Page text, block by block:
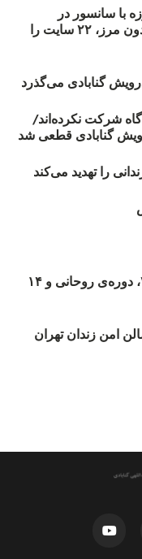
با سانسور در
اینترنت: #آزادی هم‌آیند گزارشگران‌ بدون مرز، ۲۲ سایت را
گنابادی می‌گذرد
دادگاه شرکت نکرده‌اند/
را تهدید می‌کند
روند اعدام‌ها در ماه‌های مختلف ۲۰۱۸، دوره‌ی روحانی و ۱۴
امن زندان تهران